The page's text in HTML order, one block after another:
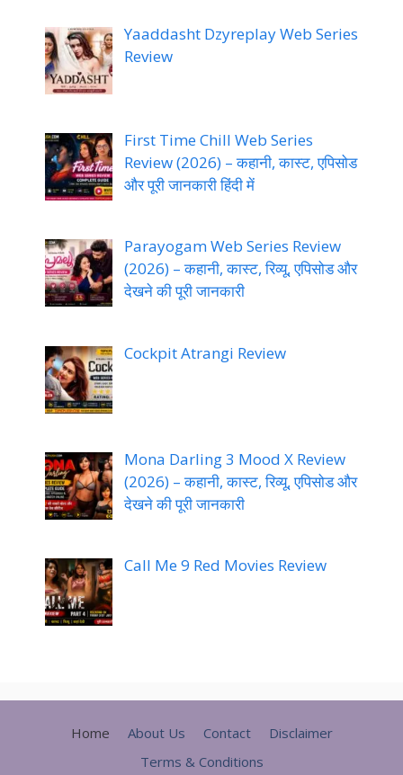
Yaaddasht Dzyreplay Web Series
Review
First Time Chill Web Series
Review (2026) – कहानी, कास्ट, एपिसोड
और पूरी जानकारी हिंदी में
Parayogam Web Series Review
(2026) – कहानी, कास्ट, रिव्यू, एपिसोड और
देखने की पूरी जानकारी
Cockpit Atrangi Review
Mona Darling 3 Mood X Review
(2026) – कहानी, कास्ट, रिव्यू, एपिसोड और
देखने की पूरी जानकारी
Call Me 9 Red Movies Review
Home About Us Contact
Disclaimer
Terms & Conditions